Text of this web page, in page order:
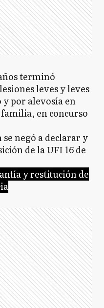
terminó
leves y leves
por alevosía en
en concurso
negó a declarar y
de la UFI 16 de
y restitución de